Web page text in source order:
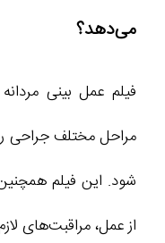
می‌دهد؟
فیلم عمل بینی
مراحل مختلف جراحی
شود. این فیلم
از عمل، مراقبت‌های